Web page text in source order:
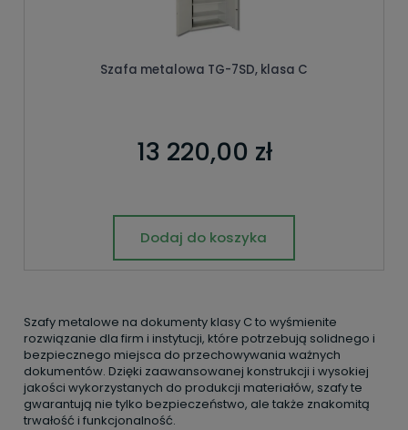
Szafa metalowa TG-7SD, klasa C
13 220,00 zł
Dodaj do koszyka
Szafy metalowe na dokumenty klasy C to wyśmienite
rozwiązanie dla firm i instytucji, które potrzebują solidnego i
bezpiecznego miejsca do przechowywania ważnych
dokumentów. Dzięki zaawansowanej konstrukcji i wysokiej
jakości wykorzystanych do produkcji materiałów, szafy te
gwarantują nie tylko bezpieczeństwo, ale także znakomitą
trwałość i funkcjonalność.